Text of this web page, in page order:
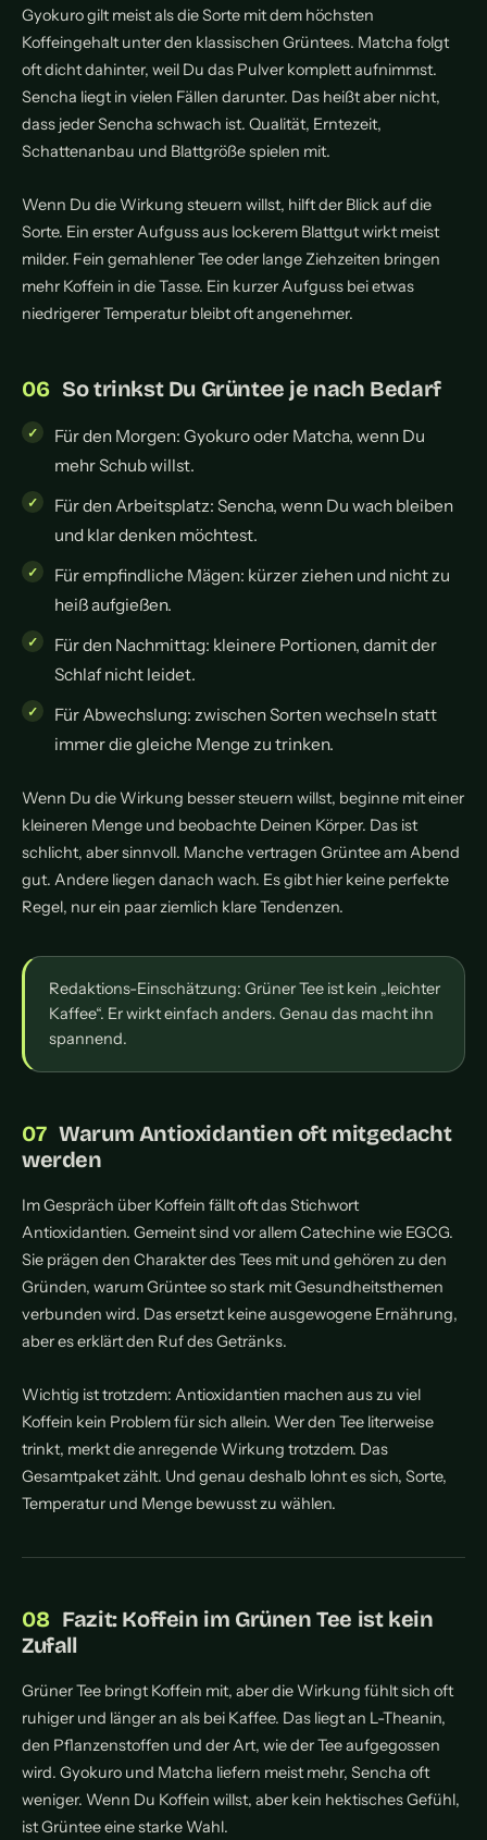
Gyokuro gilt meist als die Sorte mit dem höchsten
Koffeingehalt unter den klassischen Grüntees. Matcha folgt
oft dicht dahinter, weil Du das Pulver komplett aufnimmst.
Sencha liegt in vielen Fällen darunter. Das heißt aber nicht,
dass jeder Sencha schwach ist. Qualität, Erntezeit,
Schattenanbau und Blattgröße spielen mit.
Wenn Du die Wirkung steuern willst, hilft der Blick auf die
Sorte. Ein erster Aufguss aus lockerem Blattgut wirkt meist
milder. Fein gemahlener Tee oder lange Ziehzeiten bringen
mehr Koffein in die Tasse. Ein kurzer Aufguss bei etwas
niedrigerer Temperatur bleibt oft angenehmer.
So trinkst Du Grüntee je nach Bedarf
Für den Morgen: Gyokuro oder Matcha, wenn Du
mehr Schub willst.
Für den Arbeitsplatz: Sencha, wenn Du wach bleiben
und klar denken möchtest.
Für empfindliche Mägen: kürzer ziehen und nicht zu
heiß aufgießen.
Für den Nachmittag: kleinere Portionen, damit der
Schlaf nicht leidet.
Für Abwechslung: zwischen Sorten wechseln statt
immer die gleiche Menge zu trinken.
Wenn Du die Wirkung besser steuern willst, beginne mit einer
kleineren Menge und beobachte Deinen Körper. Das ist
schlicht, aber sinnvoll. Manche vertragen Grüntee am Abend
gut. Andere liegen danach wach. Es gibt hier keine perfekte
Regel, nur ein paar ziemlich klare Tendenzen.
Redaktions-Einschätzung: Grüner Tee ist kein „leichter
Kaffee“. Er wirkt einfach anders. Genau das macht ihn
spannend.
Warum Antioxidantien oft mitgedacht
werden
Im Gespräch über Koffein fällt oft das Stichwort
Antioxidantien. Gemeint sind vor allem Catechine wie EGCG.
Sie prägen den Charakter des Tees mit und gehören zu den
Gründen, warum Grüntee so stark mit Gesundheitsthemen
verbunden wird. Das ersetzt keine ausgewogene Ernährung,
aber es erklärt den Ruf des Getränks.
Wichtig ist trotzdem: Antioxidantien machen aus zu viel
Koffein kein Problem für sich allein. Wer den Tee literweise
trinkt, merkt die anregende Wirkung trotzdem. Das
Gesamtpaket zählt. Und genau deshalb lohnt es sich, Sorte,
Temperatur und Menge bewusst zu wählen.
Fazit: Koffein im Grünen Tee ist kein
Zufall
Grüner Tee bringt Koffein mit, aber die Wirkung fühlt sich oft
ruhiger und länger an als bei Kaffee. Das liegt an L-Theanin,
den Pflanzenstoffen und der Art, wie der Tee aufgegossen
wird. Gyokuro und Matcha liefern meist mehr, Sencha oft
weniger. Wenn Du Koffein willst, aber kein hektisches Gefühl,
ist Grüntee eine starke Wahl.